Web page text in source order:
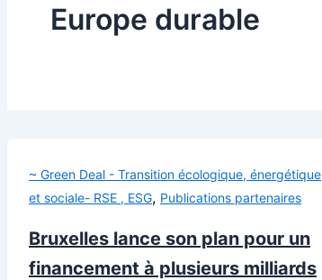
Europe durable
~ Green Deal - Transition écologique, énergétique
et sociale- RSE , ESG, Publications partenaires
Bruxelles lance son plan pour un
financement à plusieurs milliards